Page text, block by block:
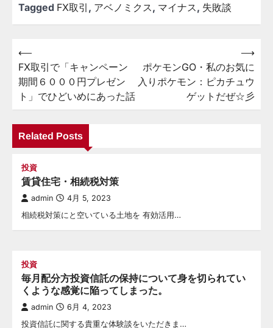
Tagged FX取引 , アベノミクス, マイナス, 失敗談
投
稿
ナ
ビ
ー
シ
ョ
ン
⟵
FX取引で「キャンペーン
期間６０００円プレゼン
ト」でひどいめにあった話
ポケモンGO・私のお気に
入りポケモン：ピカチュウ
ゲットだぜ☆彡
⟶
Related Posts
投資
賃貸住宅・相続税対策
admin 4月 5, 2023
相続税対策にと空いている土地を 有効活用…
投資
毎月配分方投資信託の保持について身を切られてい
くような感覚に陥ってしまった。
admin 6月 4, 2023
投資信託に関する貴重な体験談をいただきま…